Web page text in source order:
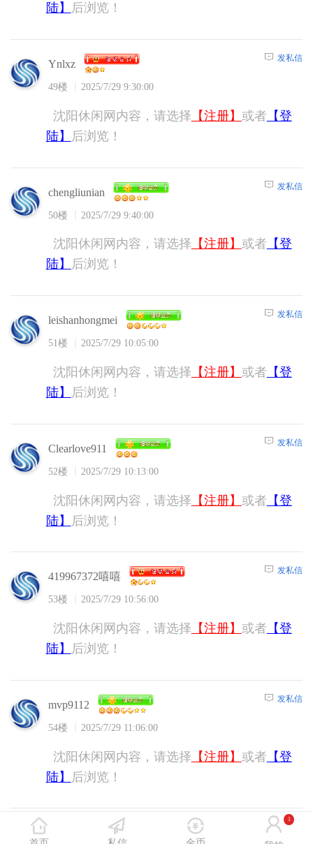
陆】
后浏览！
Ynlxz
49楼 2025/7/29 9:30:00
发私信
沈阳休闲网内容，请选择 【注册】 或者 【登
陆】
后浏览！
chengliunian
50楼 2025/7/29 9:40:00
发私信
沈阳休闲网内容，请选择 【注册】 或者 【登
陆】
后浏览！
leishanhongmei
51楼 2025/7/29 10:05:00
发私信
沈阳休闲网内容，请选择 【注册】 或者 【登
陆】
后浏览！
Clearlove911
52楼 2025/7/29 10:13:00
发私信
沈阳休闲网内容，请选择 【注册】 或者 【登
陆】
后浏览！
419967372嘻嘻
53楼 2025/7/29 10:56:00
发私信
沈阳休闲网内容，请选择 【注册】 或者 【登
陆】
后浏览！
mvp9112
54楼 2025/7/29 11:06:00
发私信
沈阳休闲网内容，请选择 【注册】 或者 【登
陆】
后浏览！
发私信
1